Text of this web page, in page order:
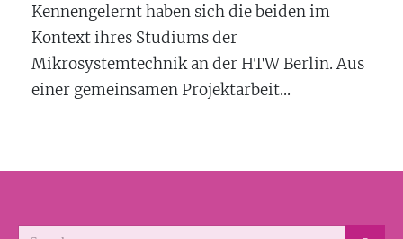
Kennengelernt haben sich die beiden im
Kontext ihres Studiums der
Mikrosystemtechnik an der HTW Berlin. Aus
einer gemeinsamen Projektarbeit...